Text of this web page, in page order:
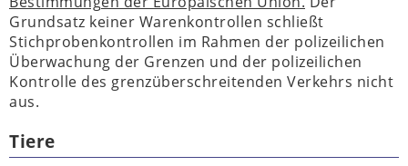
Grundsatz keiner Warenkontrollen schließt
Stichprobenkontrollen im Rahmen der polizeilichen
Überwachung der Grenzen und der polizeilichen
Kontrolle des grenzüberschreitenden Verkehrs nicht
aus.
Tiere